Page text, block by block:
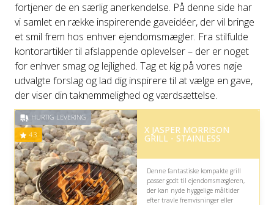
fortjener de en særlig anerkendelse. På denne side har
vi samlet en række inspirerende gaveidéer, der vil bringe
et smil frem hos enhver ejendomsmægler. Fra stilfulde
kontorartikler til afslappende oplevelser – der er noget
for enhver smag og lejlighed. Tag et kig på vores nøje
udvalgte forslag og lad dig inspirere til at vælge en gave,
der viser din taknemmelighed og værdsættelse.
HURTIG LEVERING
4.3 X JASPER MORRISON
GRILL - STAINLESS
Denne fantastiske kompakte grill
passer godt til ejendomsmægleren,
der kan nyde hyggelige måltider
efter travle fremvisninger eller